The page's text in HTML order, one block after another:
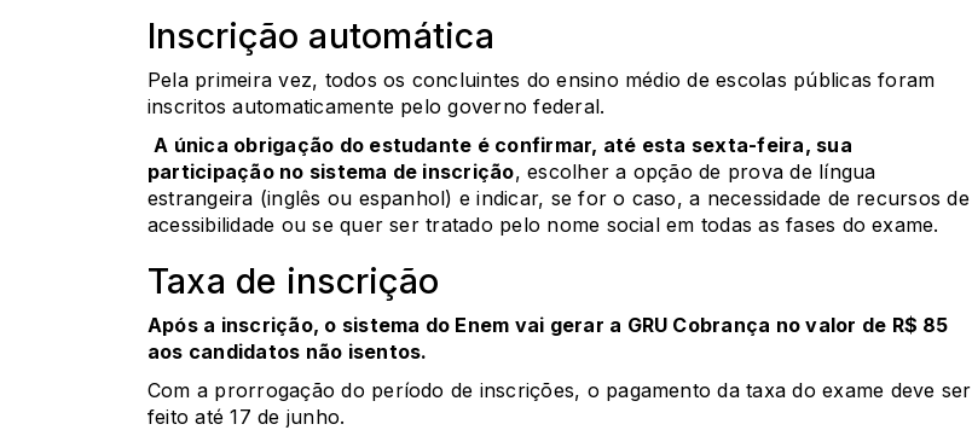
Inscrição automática
Pela primeira vez, todos os concluintes do ensino médio de escolas públicas foram
inscritos automaticamente pelo governo federal.
A única obrigação do estudante é confirmar, até esta sexta-feira, sua
participação no sistema de inscrição, escolher a opção de prova de língua
estrangeira (inglês ou espanhol) e indicar, se for o caso, a necessidade de recursos de
acessibilidade ou se quer ser tratado pelo nome social em todas as fases do exame.
Taxa de inscrição
Após a inscrição, o sistema do Enem vai gerar a GRU Cobrança no valor de R$ 85
aos candidatos não isentos.
Com a prorrogação do período de inscrições, o pagamento da taxa do exame deve ser
feito até 17 de junho.